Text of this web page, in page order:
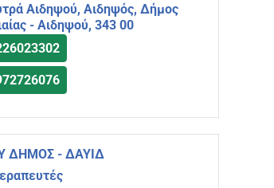
Αιδηψού, Αιδηψός, Δήμος
- Αιδηψού, 343 00
ΔΗΜΟΣ - ΔΑΥΙΔ